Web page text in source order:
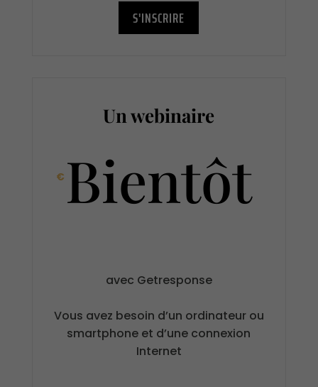
S'INSCRIRE
Un webinaire
€ Bientôt
avec Getresponse
Vous avez besoin d’un ordinateur ou
smartphone et d’une connexion
Internet